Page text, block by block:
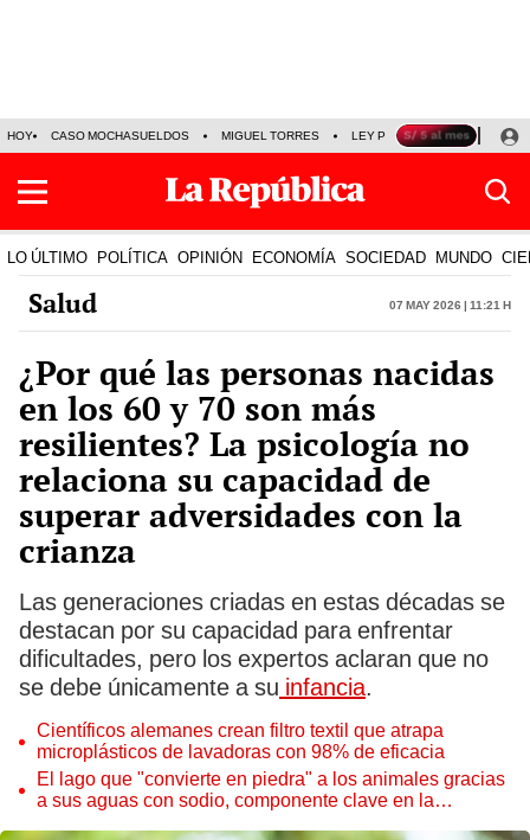
HOY CASO MOCHASUELDOS MIGUEL TORRES LEY PULPÍN PRECIO DEL
LO ÚLTIMO POLÍTICA OPINIÓN ECONOMÍA SOCIEDAD MUNDO
Salud 07 May 2026 | 11:21 h
¿Por qué las personas nacidas
en los 60 y 70 son más
resilientes? La psicología no
relaciona su capacidad de
superar adversidades con la
crianza
Las generaciones criadas en estas décadas se
destacan por su capacidad para enfrentar
dificultades, pero los expertos aclaran que no
se debe únicamente a su infancia.
Científicos alemanes crean filtro textil que atrapa
microplásticos de lavadoras con 98% de eficacia
El lago que "convierte en piedra" a los animales gracias
a sus aguas con sodio, componente clave en la